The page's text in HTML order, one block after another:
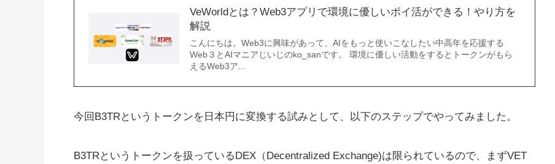
VeWorldとは？Web3アプリで環境に優しいポイ活ができる！やり方を
解説
こんにちは。Web3に興味があって、AIをもっと使いこなしたい中高年を応援する
Web３とAIマニアじいじのko_sanです。 環境に優しい活動をするとトークンがもら
えるWeb3ア...
今回B3TRというトークンを日本円に変換する試みとして、以下のステップでやってみました。
B3TRというトークンを扱っているDEX（Decentralized Exchange)は限られているので、まずVET